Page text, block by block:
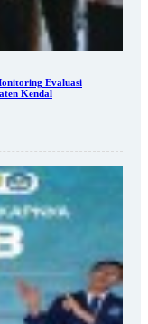
Evaluasi
Kendal